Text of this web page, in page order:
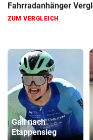
ZUM VERGLEICH
Gall nach
Etappensieg